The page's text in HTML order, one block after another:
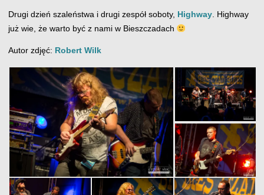
Drugi dzień szaleństwa i drugi zespół soboty, Highway. Highway
już wie, że warto być z nami w Bieszczadach
Autor zdjęć: Robert Wilk